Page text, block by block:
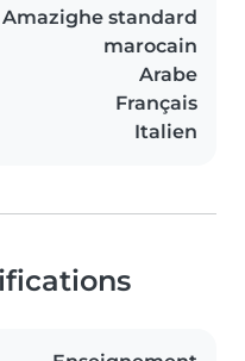
Amazighe standard
marocain
Arabe
Français
Italien